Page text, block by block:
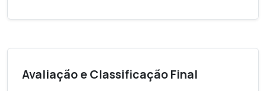
Avaliação e Classificação Final